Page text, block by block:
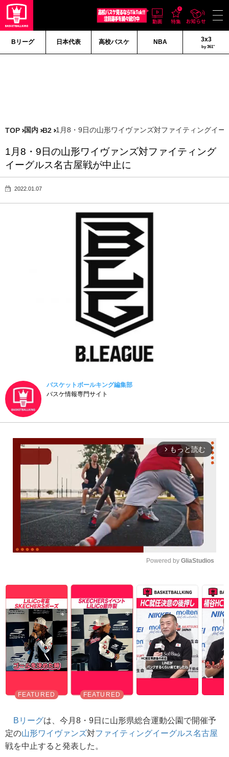
Bリーグ 日本代表 高校バスケ NBA 3x3
by 361°
TOP 国内 B2 1月8・9日の山形ワイヴァンズ対ファイティングイー
1月8・9日の山形ワイヴァンズ対ファイティング
イーグルス名古屋戦が中止に
2022.01.07
バスケットボールキング編集部
バスケ情報専門サイト
arrow_forward_ios もっと読む
Powered by GliaStudios
Bリーグは、今月8・9日に山形県総合運動公園で開催予
定の山形ワイヴァンズ対ファイティングイーグルス名古屋
戦を中止すると発表した。